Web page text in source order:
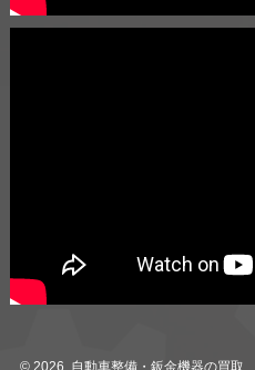
© 2026. 自動車整備・鈑金機器の買取